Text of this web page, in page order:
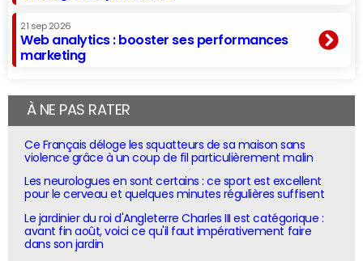
21 sep 2026
Web analytics : booster ses performances
marketing
À NE PAS RATER
Ce Français déloge les squatteurs de sa maison sans
violence grâce à un coup de fil particulièrement malin
Les neurologues en sont certains : ce sport est excellent
pour le cerveau et quelques minutes régulières suffisent
Le jardinier du roi d'Angleterre Charles III est catégorique :
avant fin août, voici ce qu'il faut impérativement faire
dans son jardin